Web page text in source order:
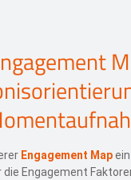
Engagement Map
Engagement